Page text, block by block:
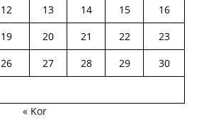
12 13 14 15
16
19 20 21 22
23
26 27 28 29
30
« Kor